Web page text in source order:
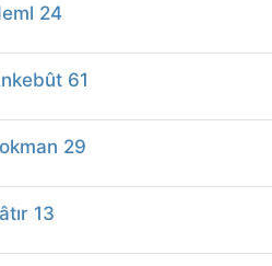
24
61
29
13